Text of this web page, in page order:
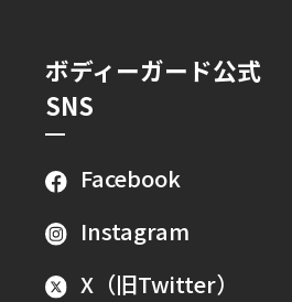
ボディーガード公式
SNS
Facebook
Instagram
X（旧Twitter）